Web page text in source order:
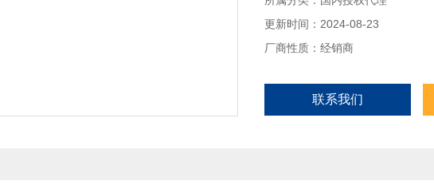
更新时间：2024-08-23
厂商性质：经销商
联系我们